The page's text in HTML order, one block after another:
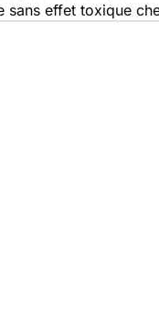
effet toxique